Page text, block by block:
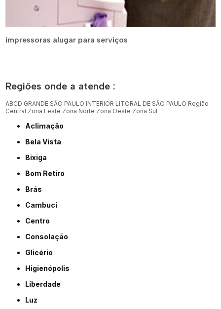
impressoras alugar para serviços
Regiões onde a atende :
ABCD GRANDE SÃO PAULO INTERIOR LITORAL DE SÃO PAULO Região
Central Zona Leste Zona Norte Zona Oeste Zona Sul
Aclimação
Bela Vista
Bixiga
Bom Retiro
Brás
Cambuci
Centro
Consolação
Glicério
Higienópolis
Liberdade
Luz